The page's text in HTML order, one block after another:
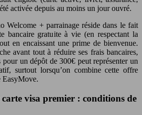
activée depuis au moins un jour ouvré.
Welcome + parrainage réside dans le fait
bancaire gratuite à vie (en respectant la
en encaissant une prime de bienvenue.
avant tout à réduire ses frais bancaires,
un dépôt de 300€ peut représenter un
surtout lorsqu’on combine cette offre
EasyMove.
visa premier : conditions de